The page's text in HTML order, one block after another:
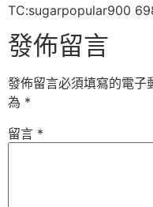
TC:sugarpopular900
發佈留言
發佈留言必須填寫的電子
為 *
留言 *